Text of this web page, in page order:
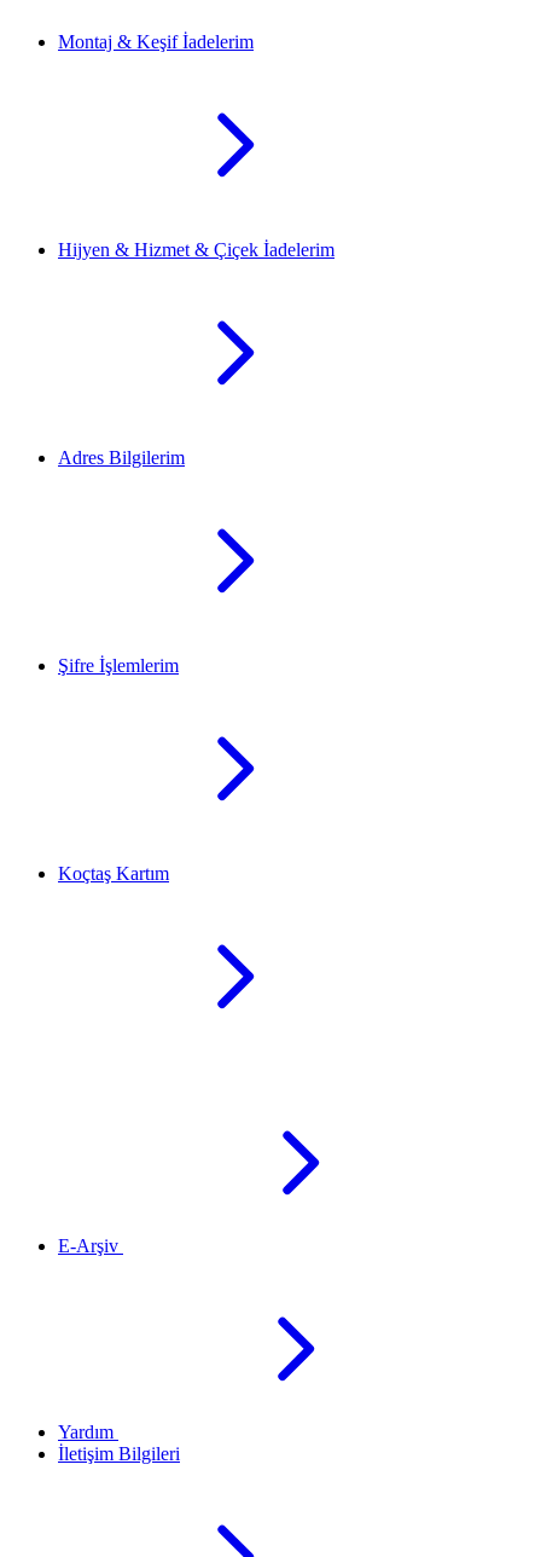
Montaj & Keşif İadelerim
Hijyen & Hizmet & Çiçek İadelerim
Adres Bilgilerim
Şifre İşlemlerim
Koçtaş Kartım
E-Arşiv
Yardım
İletişim Bilgileri